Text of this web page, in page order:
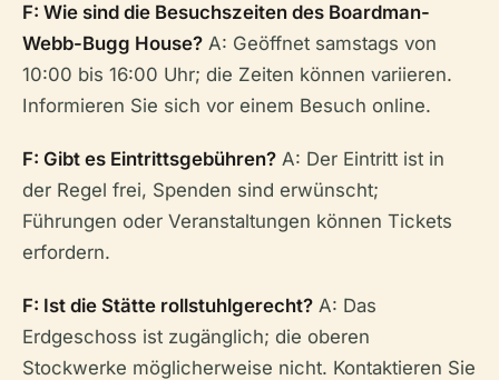
F: Wie sind die Besuchszeiten des Boardman-
Webb-Bugg House? A: Geöffnet samstags von
10:00 bis 16:00 Uhr; die Zeiten können variieren.
Informieren Sie sich vor einem Besuch online.
F: Gibt es Eintrittsgebühren? A: Der Eintritt ist in
der Regel frei, Spenden sind erwünscht;
Führungen oder Veranstaltungen können Tickets
erfordern.
F: Ist die Stätte rollstuhlgerecht? A: Das
Erdgeschoss ist zugänglich; die oberen
Stockwerke möglicherweise nicht. Kontaktieren Sie